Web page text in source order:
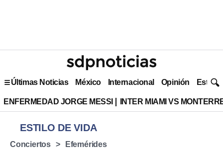
Últimas Noticias México Internacional Opinión Estilo
ENFERMEDAD JORGE MESSI INTER MIAMI VS
ESTILO DE VIDA
Conciertos Efemérides